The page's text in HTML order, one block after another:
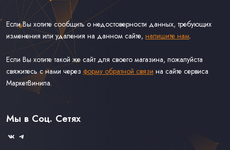
Если Вы хотите сообщить о недостоверности данных, требующих
изменения или удаления на данном сайте, напишите нам.
Если Вы хотите такой же сайт для своего магазина, пожалуйста
свяжитесь с нами через форму обратной связи на сайте сервиса
МаркетВинила.
Каталог Винила, CD и Кассет
Доставка и Оплата
Связаться С Нами
Мы в Соц. Сетях